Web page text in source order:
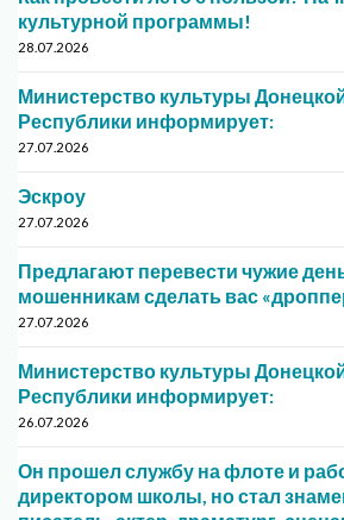
культурной программы!
28.07.2026
Министерство культуры
Республики информирует:
27.07.2026
Эскроу
27.07.2026
Предлагают перевести чужие
мошенникам сделать вас
27.07.2026
Министерство культуры
Республики информирует:
26.07.2026
Он прошел службу на флоте и
директором школы, но стал